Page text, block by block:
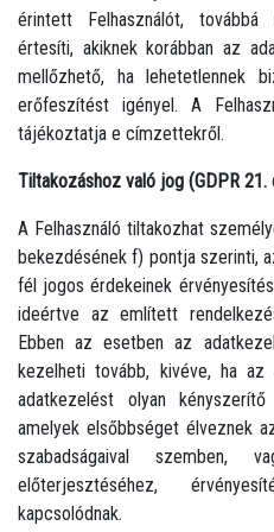
érintett Felhasználót,
értesíti, akiknek korábban az
mellőzhető, ha lehetetlennek
erőfeszítést igényel. A
tájékoztatja e címzettekről.
Tiltakozáshoz való jog (GDPR 21.
A Felhasználó tiltakozhat
bekezdésének f) pontja szerinti,
fél jogos érdekeinek
ideértve az említett
Ebben az esetben az
kezelheti tovább, kivéve, ha
adatkezelést olyan
amelyek elsőbbséget élveznek
szabadságaival szemben,
előterjesztéséhez,
kapcsolódnak.